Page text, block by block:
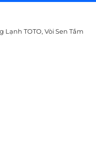
Lạnh TOTO, Vòi Sen Tắm